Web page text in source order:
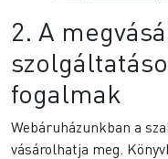
2. A
fogalmak
Webáruházunkban a
vásárolhatja meg.